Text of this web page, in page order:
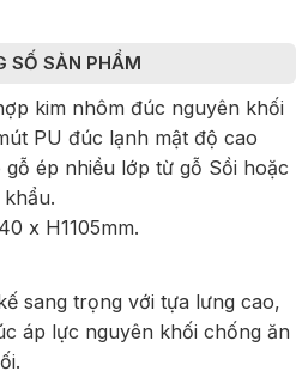
SỐ SẢN PHẨM
kim nhôm đúc nguyên khối
PU đúc lạnh mật độ cao
ép nhiều lớp từ gỗ Sồi hoặc
x H1105mm.
sang trọng với tựa lưng cao,
áp lực nguyên khối chống ăn